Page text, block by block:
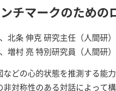
チマークのため
北条 伸克 研究主任（人間研
増村 亮 特別研究員（人間研
どの心的状態を推測する能
対称性のある対話によって